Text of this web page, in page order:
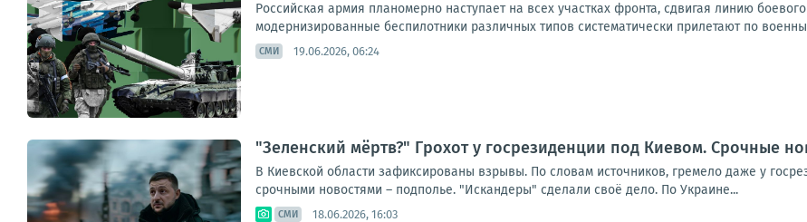
Российская армия планомерно наступает на всех участках фронта, сдвигая линию
модернизированные беспилотники различных типов систематически прилетают по
СМИ 19.06.2026, 06:24
"Зеленский мёртв?" Грохот у госрезиденции под Киевом. Срочные
В Киевской области зафиксированы взрывы. По словам источников, гремело даже у
срочными новостями – подполье. "Искандеры" сделали своё дело. По Украине...
СМИ 18.06.2026, 16:03